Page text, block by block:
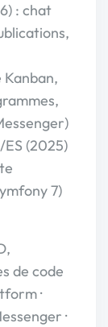
: chat
Kanban,
(2025)
7)
de code
·
·